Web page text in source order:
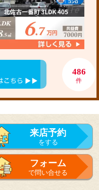
486
件
来店予約
をする
フォーム
で問い合せる